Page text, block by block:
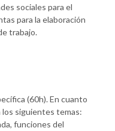
sociales para el
para la elaboración
trabajo.
(60h). En cuanto
siguientes temas:
funciones del